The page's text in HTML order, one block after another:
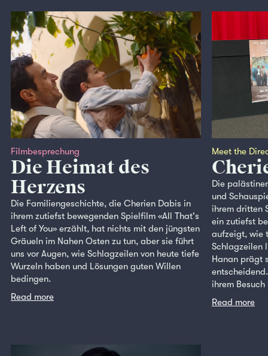
Filmbesprechung
Die Heimat des
Herzens
Die Familiengeschichte, die Cherien Dabis in
ihrem zutiefst bewegenden Spielfilm «All That's
Left of You» erzählt, hat nichts mit den jüngsten
Gräueln im Nahen Osten zu tun, aber sie führt
uns vor Augen, wie Schlagzeilen von heute tiefe
Wurzeln haben und Lösungen guten Willen
bedingen.
Read more
Meet the
Die
und
ihrem dritten
ein zutiefst
aufzeigt, wie
Schlagzeilen
Hanan prägt
ihrem Besuch
Read more